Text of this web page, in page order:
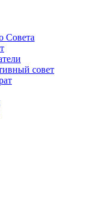
Совета
совет